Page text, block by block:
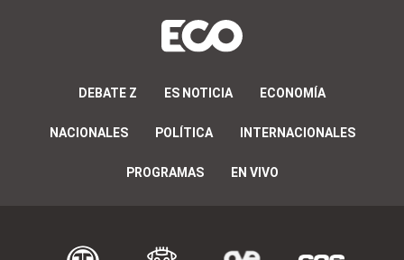
DEBATE Z ES NOTICIA ECONOMÍA
NACIONALES POLÍTICA INTERNACIONALES
PROGRAMAS EN VIVO